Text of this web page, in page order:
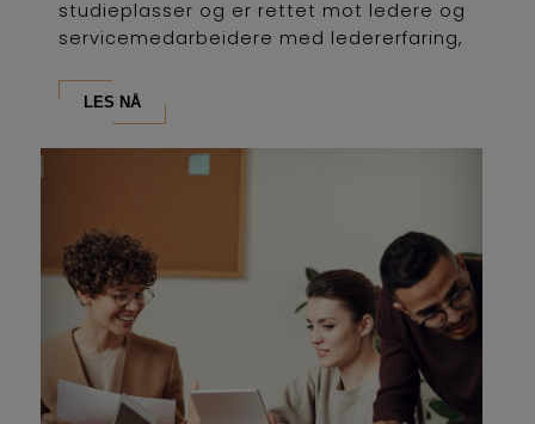
studieplasser og er rettet mot ledere og
servicemedarbeidere med ledererfaring,
LES NÅ